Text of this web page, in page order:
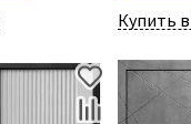
Купить